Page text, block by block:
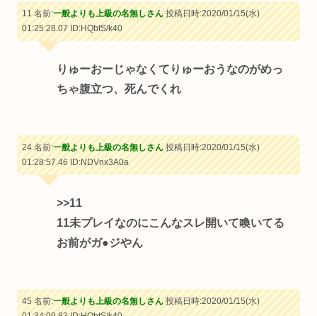
11 名前:一般よりも上級の名無しさん投稿日時:2020/01/15(水)
01:25:28.07ID:HQbtS/k40
りゅーおーじゃなくてりゅーおうなのがめっ
ちゃ腹立つ、死んでくれ
24 名前:一般よりも上級の名無しさん投稿日時:2020/01/15(水)
01:28:57.46ID:NDVnx3A0a
>>11
11未プレイなのにこんなスレ開いて喚いてる
お前がガ●ジやん
45 名前:一般よりも上級の名無しさん投稿日時:2020/01/15(水)